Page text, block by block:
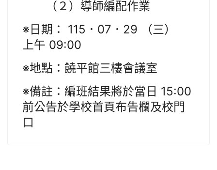
（２）導師編配作業
※日期： 115．07．29 （三）
上午 09:00
※地點：饒平館三樓會議室
※備註：編班結果將於當日 15:00
前公告於學校首頁布告欄及校門
口